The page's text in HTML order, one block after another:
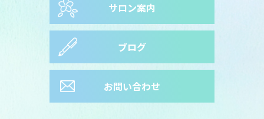
サロン案内
ブログ
お問い合わせ